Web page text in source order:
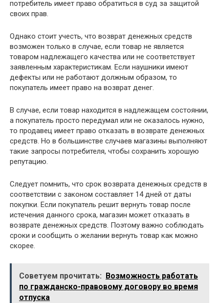
потребитель имеет право обратиться в суд за защитой
своих прав.
Однако стоит учесть, что возврат денежных средств
возможен только в случае, если товар не является
товаром надлежащего качества или не соответствует
заявленным характеристикам. Если наушники имеют
дефекты или не работают должным образом, то
покупатель имеет право на возврат денег.
В случае, если товар находится в надлежащем состоянии,
а покупатель просто передумал или не оказалось нужно,
то продавец имеет право отказать в возврате денежных
средств. Но в большинстве случаев магазины выполняют
такие запросы потребителя, чтобы сохранить хорошую
репутацию.
Следует помнить, что срок возврата денежных средств в
соответствии с законом составляет 14 дней от даты
покупки. Если покупатель решит вернуть товар после
истечения данного срока, магазин может отказать в
возврате денежных средств. Поэтому важно соблюдать
сроки и сообщить о желании вернуть товар как можно
скорее.
Советуем прочитать:
Возможность работать
по гражданско-правовому договору во время
отпуска